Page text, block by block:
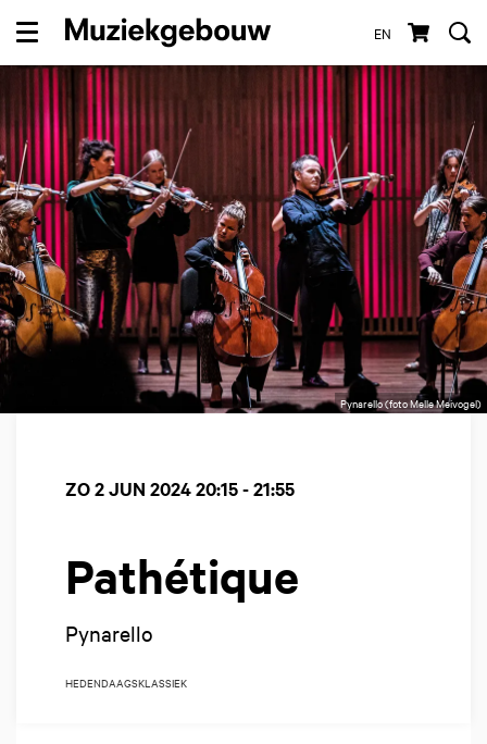
EN
Menu
Pynarello (foto Melle Meivogel)
Pathétique
Pynarello
ZO 2 JUN 202420:15 - 21:55
HEDENDAAGSKLASSIEK